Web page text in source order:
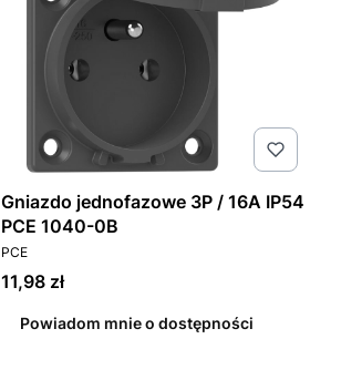
Gniazdo jednofazowe 3P / 16A IP54
PCE 1040-0B
PRODUCENT
PCE
Cena
11,98 zł
Powiadom mnie o dostępności